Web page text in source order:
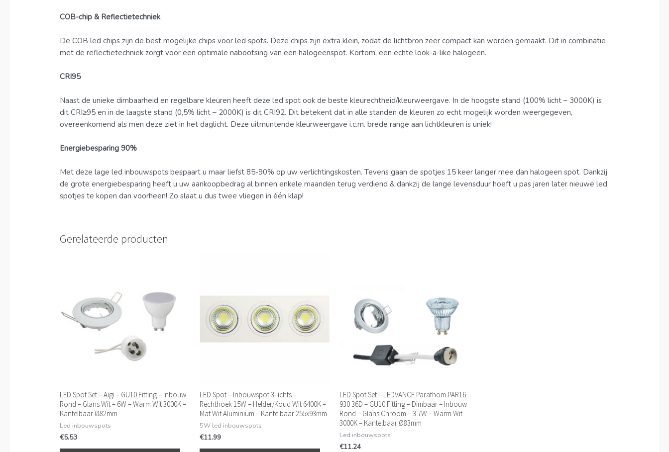
COB-chip & Reflectietechniek
De COB led chips zijn de best mogelijke chips voor led spots. Deze chips zijn extra klein, zodat de lichtbron zeer compact kan worden gemaakt. Dit in combinatie
met de reflectietechniek zorgt voor een optimale nabootsing van een halogeenspot. Kortom, een echte look-a-like halogeen.
CRI95
Naast de unieke dimbaarheid en regelbare kleuren heeft deze led spot ook de beste kleurechtheid/kleurweergave. In de hoogste stand (100% licht – 3000K) is
dit CRI≥95 en in de laagste stand (0,5% licht – 2000K) is dit CRI92. Dit betekent dat in alle standen de kleuren zo echt mogelijk worden weergegeven,
overeenkomend als men deze ziet in het daglicht. Deze uitmuntende kleurweergave i.c.m. brede range aan lichtkleuren is uniek!
Energiebesparing 90%
Met deze lage led inbouwspots bespaart u maar liefst 85-90% op uw verlichtingskosten. Tevens gaan de spotjes 15 keer langer mee dan halogeen spot. Dankzij
de grote energiebesparing heeft u uw aankoopbedrag al binnen enkele maanden terug verdiend & dankzij de lange levensduur hoeft u pas jaren later nieuwe led
spotjes te kopen dan voorheen! Zo slaat u dus twee vliegen in één klap!
Gerelateerde producten
LED Spot Set – Aigi – GU10 Fitting – Inbouw
Rond – Glans Wit – 6W – Warm Wit 3000K –
Kantelbaar Ø82mm
Led inbouwspots
€5.53
LED Spot – Inbouwspot 3-lichts –
Rechthoek 15W – Helder/Koud Wit 6400K –
Mat Wit Aluminium – Kantelbaar 255x93mm
5W led inbouwspots
€11.99
LED Spot Set – LEDVANCE Parathom PAR16
930 36D – GU10 Fitting – Dimbaar – Inbouw
Rond – Glans Chroom – 3.7W – Warm Wit
3000K – Kantelbaar Ø83mm
Led inbouwspots
€11.24